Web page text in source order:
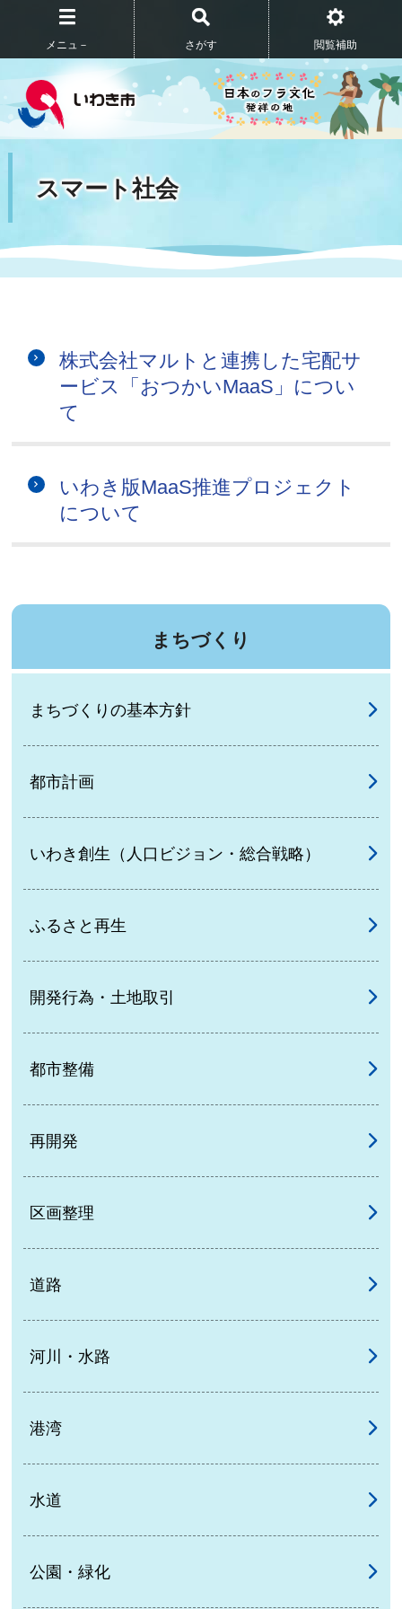
メニュ－ さがす 閲覧補助
スマート社会
株式会社マルトと連携した宅配サ
ービス「おつかいMaaS」につい
て
いわき版MaaS推進プロジェクト
について
まちづくり
まちづくりの基本方針
都市計画
いわき創生（人口ビジョン・総合戦略）
ふるさと再生
開発行為・土地取引
都市整備
再開発
区画整理
道路
河川・水路
港湾
水道
公園・緑化